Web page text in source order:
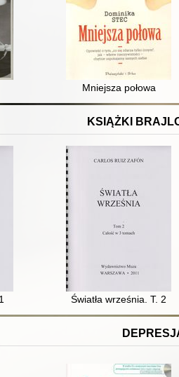
Mniejsza połowa
KSIĄŻKI
Witoldzie Kondrackim i jego świecie.
Światła września. T. 2